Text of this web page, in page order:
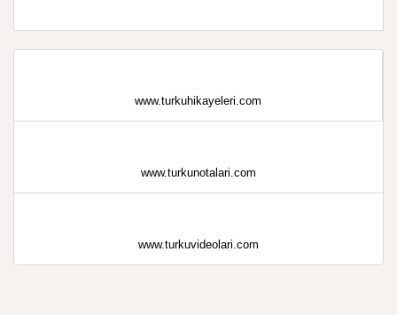
www.turkuhikayeleri.com
www.turkunotalari.com
www.turkuvideolari.com